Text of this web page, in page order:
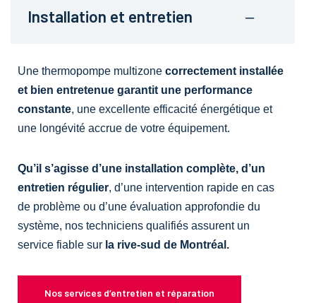
Installation et entretien
Une thermopompe multizone correctement installée
et bien entretenue garantit une performance
constante, une excellente efficacité énergétique et
une longévité accrue de votre équipement.
Qu’il s’agisse d’une installation complète, d’un
entretien régulier, d’une intervention rapide en cas
de problème ou d’une évaluation approfondie du
système, nos techniciens qualifiés assurent un
service fiable sur la rive-sud de Montréal.
Nos services d’entretien et réparation